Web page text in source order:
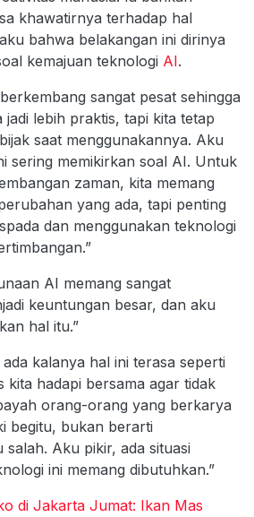
khawatirnya terhadap hal
bahwa belakangan ini dirinya
kemajuan teknologi AI.
sangat pesat sehingga
jadi lebih praktis, tapi kita tetap
saat menggunakannya. Aku
sering memikirkan soal AI. Untuk
zaman, kita memang
yang ada, tapi penting
dan menggunakan teknologi
AI memang sangat
keuntungan besar, dan aku
hal itu.”
kalanya hal ini terasa seperti
kita hadapi bersama agar tidak
orang-orang yang berkarya
begitu, bukan berarti
salah. Aku pikir, ada situasi
ini memang dibutuhkan.”
di Jakarta Jumat: Ikan Mas